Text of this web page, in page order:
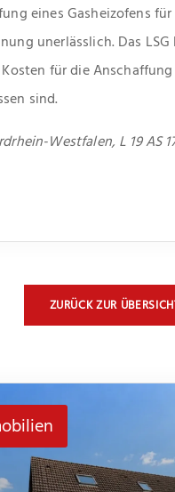
eines Gasheizofens
unerlässlich. Das
für die
sind.
Westfalen, L 19 AS
ZURÜCK ZUR